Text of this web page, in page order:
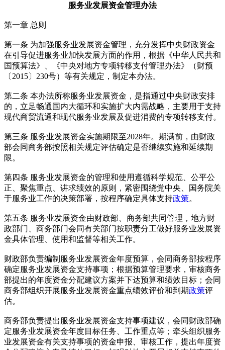
服务业发展资金管理办法
第一章 总则
第一条 为加强服务业发展资金管理，充分发挥中央财政资金
在引导促进服务业加快发展方面的作用，根据《中华人民共和
国预算法》、《中央对地方专项转移支付管理办法》（财预
〔2015〕230号）等有关规定，制定本办法。
第二条 本办法所称服务业发展资金，是指通过中央财政安排
的，立足畅通国内大循环和实施扩大内需战略，主要用于支持
现代商贸流通和现代服务业发展及促进消费的专项转移支付。
第三条 服务业发展资金实施期限至2028年。期满前，由财政
部会同商务部按照相关规定评估确定是否继续实施和延续期
限。
第四条 服务业发展资金的管理和使用遵循科学规范、公平公
正、聚焦重点、讲求绩效的原则，紧密围绕党中央、国务院关
于服务业工作的决策部署，按程序确定具体支持政策。
第五条 服务业发展资金由财政部、商务部共同管理，地方财
政部门、商务部门会同有关部门按职责分工做好服务业发展资
金具体管理、使用和监督等相关工作。
财政部负责编制服务业发展资金年度预算，会同商务部按程序
确定服务业发展资金支持事项；根据预算管理要求，审核商务
部提出的年度资金分配建议方案并下达预算和绩效目标；会同
商务部组织开展服务业发展资金重点绩效评价和到期政策评
估。
商务部负责提出服务业发展资金支持事项建议，会同财政部确
定服务业发展资金年度目标任务、工作重点等；牵头组织服务
业发展资金有关支持事项的资金申报、审核工作，提出年度资